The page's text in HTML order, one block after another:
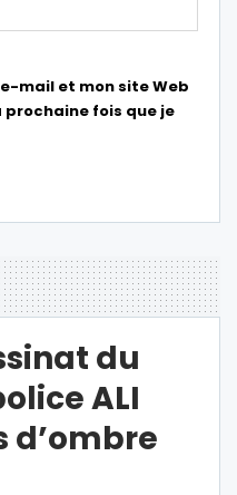
mail et mon site Web
fois que je
du
ALI
d’ombre